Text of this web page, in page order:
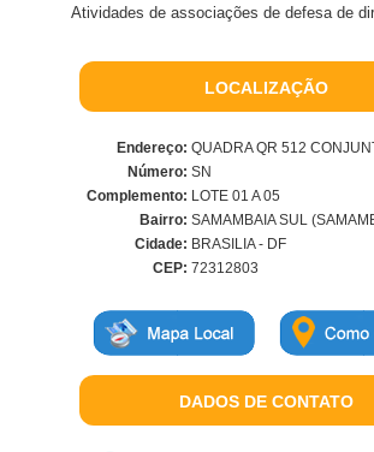
Atividades de associações de defesa de
LOCALIZAÇÃO
Endereço: QUADRA QR 512
Número: SN
Complemento: LOTE 01 A 05
Bairro: SAMAMBAIA SUL
Cidade: BRASILIA - DF
CEP: 72312803
DADOS DE CONTATO